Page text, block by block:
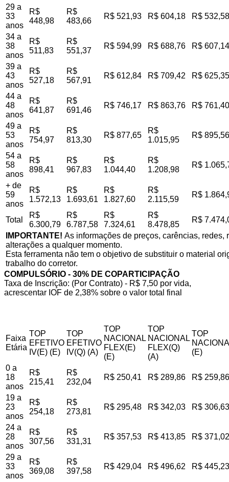
29 a
33
anos
R$
448,98
R$
483,66
R$ 521,93 R$ 604,18 R$ 532,58
34 a
38
anos
R$
511,83
R$
551,37
R$ 594,99 R$ 688,76 R$ 607,14
39 a
43
anos
R$
527,18
R$
567,91
R$ 612,84 R$ 709,42 R$ 625,35
44 a
48
anos
R$
641,87
R$
691,46
R$ 746,17 R$ 863,76 R$ 761,40
49 a
53
anos
R$
754,97
R$
813,30
R$ 877,65
R$
1.015,95
R$ 895,56
54 a
58
anos
R$
898,41
R$
967,83
R$
1.044,40
R$
1.208,98
R$
+ de
59
anos
R$
1.572,13
R$
1.693,61
R$
1.827,60
R$
2.115,59
R$
Total
R$
6.300,79
R$
6.787,58
R$
7.324,61
R$
8.478,85
R$
IMPORTANTE! As informações de preços, carências,
alterações a qualquer momento.
Esta ferramenta não tem o objetivo de substituir o material
trabalho do corretor.
COMPULSÓRIO - 30% DE COPARTICIPAÇÃO
Taxa de Inscrição: (Por Contrato) - R$ 7,50 por vida,
acrescentar IOF de 2,38% sobre o valor total final
Faixa
Etária
TOP
EFETIVO
IV(E) (E)
TOP
EFETIVO
IV(Q) (A)
TOP
NACIONAL
FLEX(E)
(E)
TOP
NACIONAL
FLEX(Q)
(A)
TOP
(E)
0 a
18
anos
R$
215,41
R$
232,04
R$ 250,41 R$ 289,86 R$ 259,86
19 a
23
anos
R$
254,18
R$
273,81
R$ 295,48 R$ 342,03 R$ 306,63
24 a
28
anos
R$
307,56
R$
331,31
R$ 357,53 R$ 413,85 R$ 371,02
29 a
33
anos
R$
369,08
R$
397,58
R$ 429,04 R$ 496,62 R$ 445,23